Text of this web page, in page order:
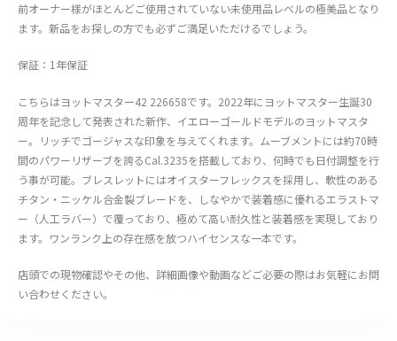
前オーナー様がほとんどご使用されていない未使用品レベルの極美品となり
ます。新品をお探しの方でも必ずご満足いただけるでしょう。
保証：1年保証
こちらはヨットマスター42 226658です。2022年にヨットマスター生誕30
周年を記念して発表された新作、イエローゴールドモデルのヨットマスタ
ー。リッチでゴージャスな印象を与えてくれます。ムーブメントには約70時
間のパワーリザーブを誇るCal.3235を搭載しており、何時でも日付調整を行
う事が可能。ブレスレットにはオイスターフレックスを採用し、軟性のある
チタン・ニッケル合金製ブレードを、しなやかで装着感に優れるエラストマ
ー（人工ラバー）で覆っており、極めて高い耐久性と装着感を実現しており
ます。ワンランク上の存在感を放つハイセンスな一本です。
店頭での現物確認やその他、詳細画像や動画などご必要の際はお気軽にお問
い合わせください。